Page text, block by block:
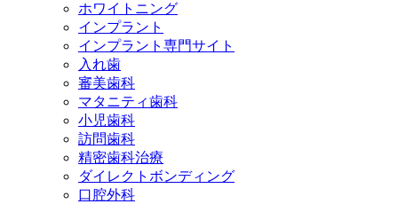
ホワイトニング
インプラント
インプラント専門サイト
入れ歯
審美歯科
マタニティ歯科
小児歯科
訪問歯科
精密歯科治療
ダイレクトボンディング
口腔外科